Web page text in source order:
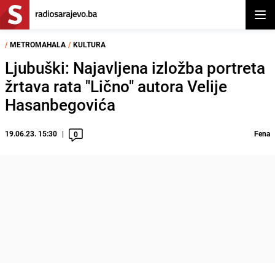
/ METROMAHALA / KULTURA
Ljubuški: Najavljena izložba portreta
žrtava rata "Lično" autora Velije
Hasanbegovića
19.06.23. 15:30 0 Fena